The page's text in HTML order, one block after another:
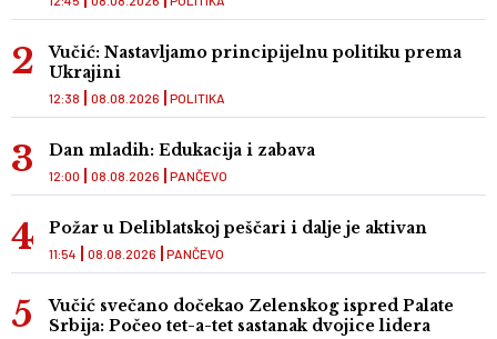
Vučić: Nastavljamo principijelnu politiku prema
Ukrajini
POLITIKA
12:38 08.08.2026
Dan mladih: Edukacija i zabava
PANČEVO
12:00 08.08.2026
Požar u Deliblatskoj peščari i dalje je aktivan
PANČEVO
11:54 08.08.2026
Vučić svečano dočekao Zelenskog ispred Palate
Srbija: Počeo tet-a-tet sastanak dvojice lidera